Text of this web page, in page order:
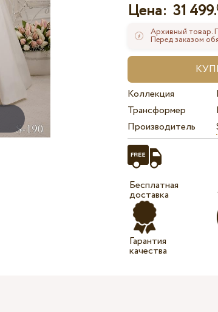
Цена:31 499.
Архивный товар.
Перед заказом
Коллекция
Трансформер
Производитель
Бесплатная
доставка
Гарантия
качества